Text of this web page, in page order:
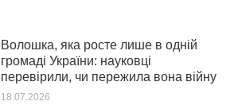
Волошка, яка росте лише в одній
громаді України: науковці
перевірили, чи пережила вона війну
18.07.2026